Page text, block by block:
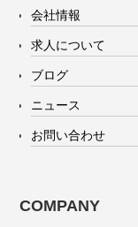
会社情報
求人について
ブログ
ニュース
お問い合わせ
COMPANY